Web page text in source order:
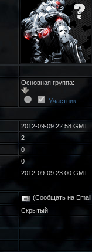
Основная группа:
Участник
2012-09-09 22:58 GMT
2
0
0
2012-09-09 23:00 GMT
(Сообщать на
Скрытый